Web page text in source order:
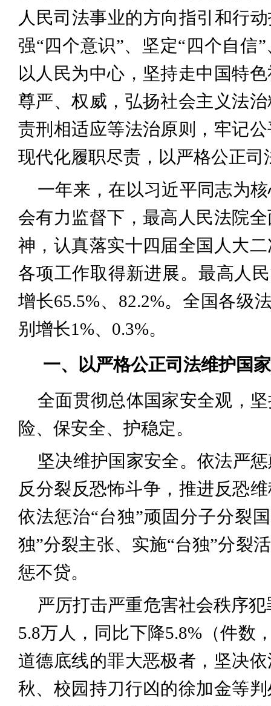
人民司法事业的方向指引和行
强“四个意识”、坚定“四个自信
以人民为中心，坚持走中国特
尊严、权威，弘扬社会主义法
责刑相适应等法治原则，牢记
现代化履职尽责，以严格公正
一年来，在以习近平同志为
会有力监督下，最高人民法院
神，认真落实十四届全国人大
各项工作取得新进展。最高人
增长65.5%、82.2%。全国各级
别增长1%、0.3%。
一、以严格公正司法维护国
全面贯彻总体国家安全观，
险、保安全、护稳定。
坚决维护国家安全。依法严
反分裂反恐怖斗争，推进反恐
依法惩治“台独”顽固分子分裂
独”分裂主张、实施“台独”分裂
惩不贷。
严厉打击严重危害社会秩序
5.8万人，同比下降5.8%（件数
道德底线的罪大恶极者，坚决
秋、校园持刀行凶的徐加金等